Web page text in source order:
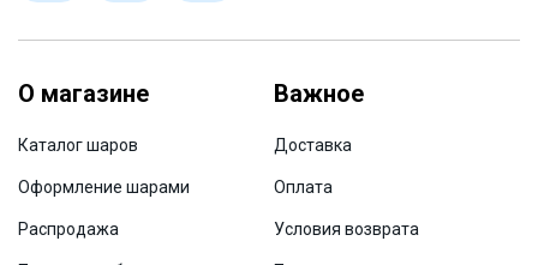
О магазине
Каталог шаров
Оформление шарами
Распродажа
Важное
Доставка
Оплата
Условия возврата